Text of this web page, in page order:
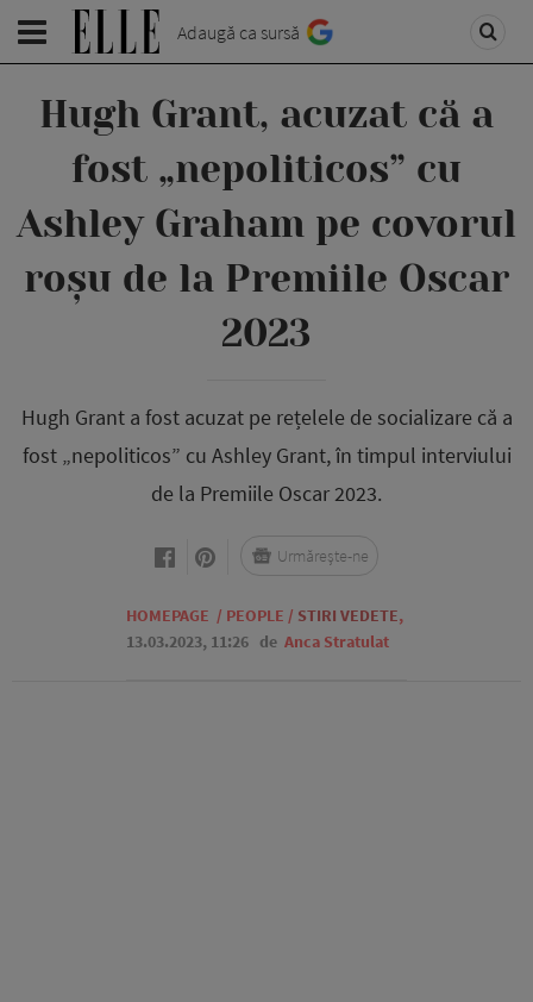
Adaugă ca sursă
Hugh Grant, acuzat că a
fost „nepoliticos” cu
Ashley Graham pe covorul
roșu de la Premiile Oscar
2023
Hugh Grant a fost acuzat pe rețelele de socializare că a
fost „nepoliticos” cu Ashley Grant, în timpul interviului
de la Premiile Oscar 2023.
HOMEPAGE / PEOPLE / STIRI VEDETE,
13.03.2023, 11:26 de Anca Stratulat
Urmărește-ne